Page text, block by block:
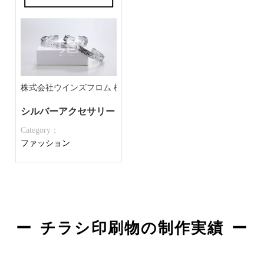
株式会社ウインズフロム 様
シルバーアクセサリー
Category：
ファッション
チラシ印刷物の制作実績